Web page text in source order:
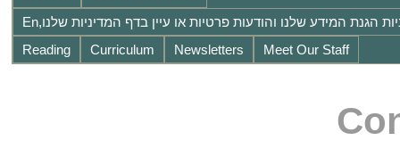
Reading Curriculum Newsletters Meet Our Staff